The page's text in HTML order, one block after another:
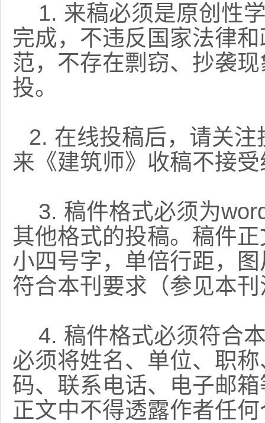
1. 来稿必须是原创性
完成，不违反国家法律
范，不存在剽窃、抄袭
投。
2. 在线投稿后，请关
来《建筑师》收稿不接
3. 稿件格式必须为
其他格式的投稿。稿件
小四号字，单倍行距，
符合本刊要求（参见本
4. 稿件格式必须符合
必须将姓名、单位、职
码、联系电话、电子邮
正文中不得透露作者任